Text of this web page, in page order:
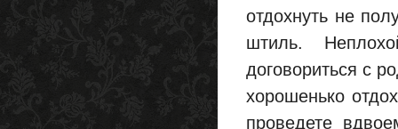
отдохнуть не
штиль.
договориться с
хорошенько
проведете